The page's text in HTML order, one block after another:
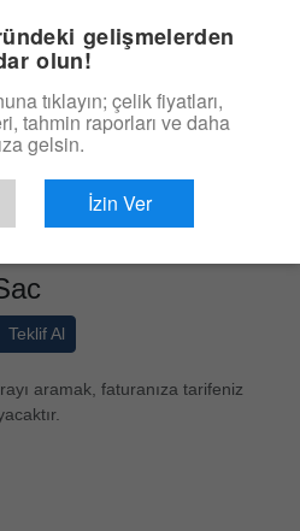
Galvanizli Sac
Teklif Al
aramak, faturanıza tarifeniz
gelişmelerden
olun!
tıklayın; çelik fiyatları,
tahmin raporları ve daha
gelsin.
İzin Ver